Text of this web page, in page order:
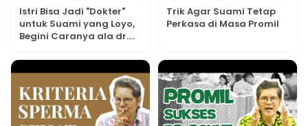
Istri Bisa Jadi "Dokter"
untuk Suami yang Loyo,
Begini Caranya ala dr.
Trik Agar Suami Tetap
Perkasa di Masa Promil